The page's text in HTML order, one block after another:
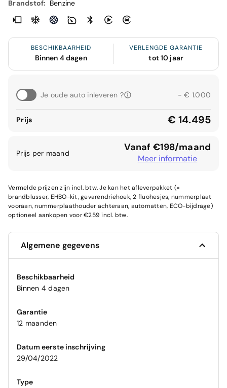
Brandstof: Benzine
BESCHIKBAARHEID
Binnen 4 dagen
VERLENGDE GARANTIE
tot 10 jaar
Je oude auto inleveren ? - € 1.000
Prijs € 14.495
Prijs per maand Vanaf €198/maand
Meer informatie
Vermelde prijzen zijn incl. btw. Je kan het afleverpakket (=
brandblusser, EHBO-kit, gevarendriehoek, 2 fluohesjes, nummerplaat
vooraan, nummerplaathouder achteraan, automatten, ECO-bijdrage)
optioneel aankopen voor €259 incl. btw.
Algemene gegevens
Beschikbaarheid
Binnen 4 dagen
Garantie
12 maanden
Datum eerste inschrijving
29/04/2022
Type